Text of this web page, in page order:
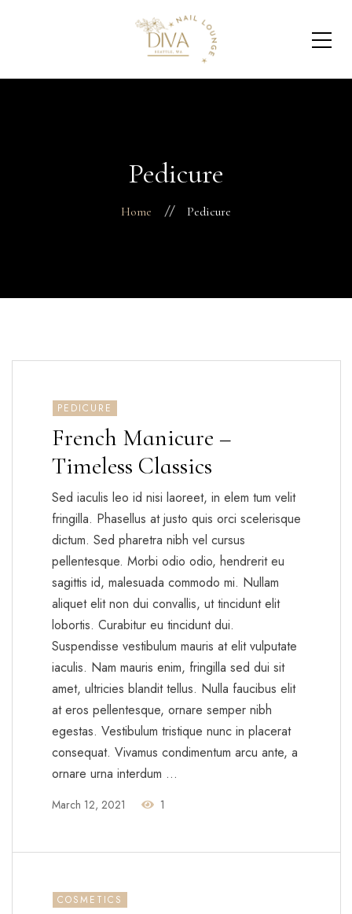
Pedicure
Home Pedicure
PEDICURE
French Manicure –
Timeless Classics
Sed iaculis leo id nisi laoreet, in elem tum velit
fringilla. Phasellus at justo quis orci scelerisque
dictum. Sed pharetra nibh vel cursus
pellentesque. Morbi odio odio, hendrerit eu
sagittis id, malesuada commodo mi. Nullam
aliquet elit non dui convallis, ut tincidunt elit
lobortis. Curabitur eu tincidunt dui.
Suspendisse vestibulum mauris at elit vulputate
iaculis. Nam mauris enim, fringilla sed dui sit
amet, ultricies blandit tellus. Nulla faucibus elit
at eros pellentesque, ornare semper nibh
egestas. Vestibulum tristique nunc in placerat
consequat. Vivamus condimentum arcu ante, a
ornare urna interdum …
March 12, 2021 1
COSMETICS